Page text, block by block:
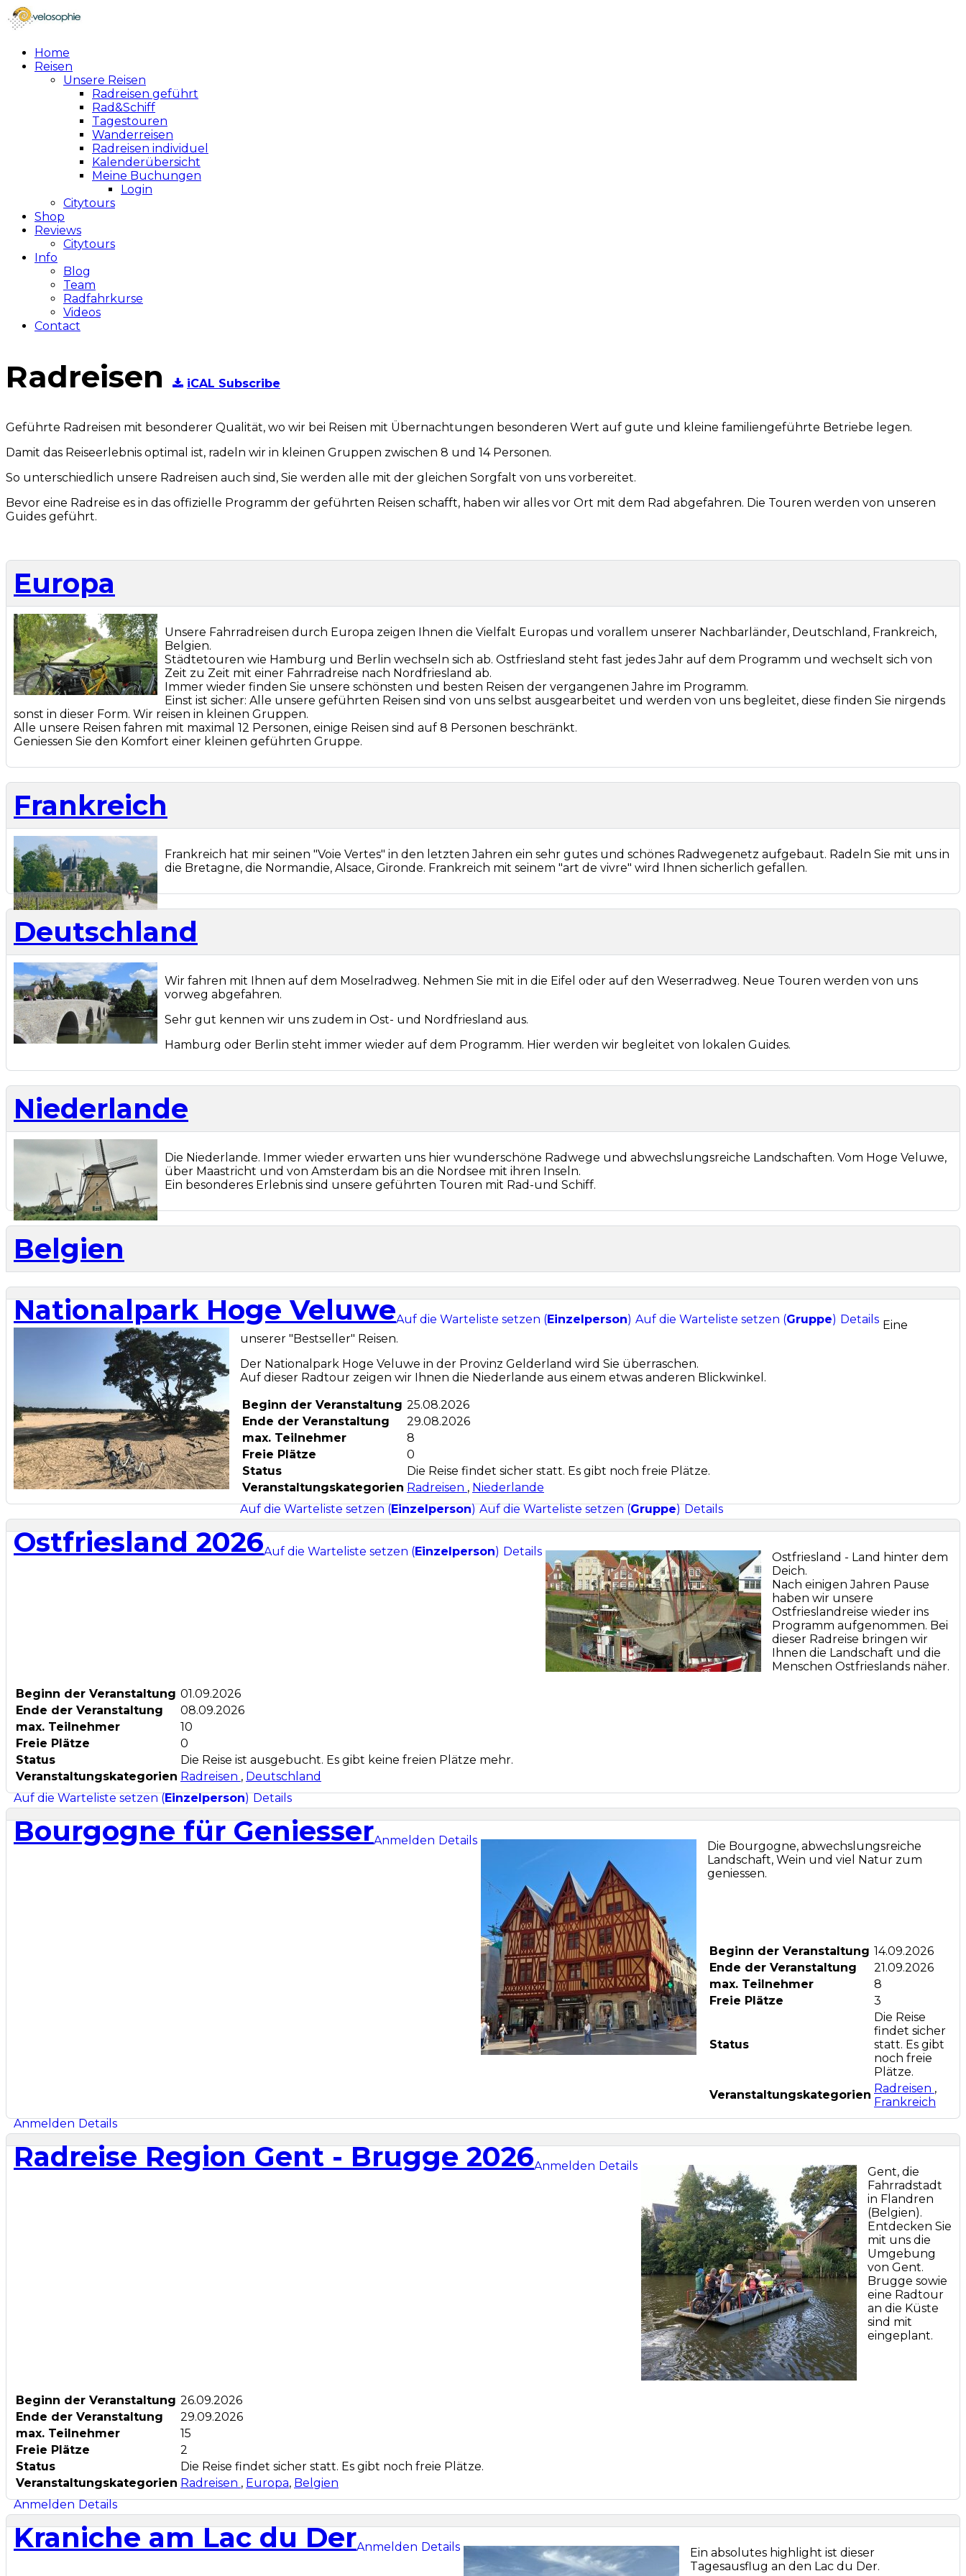
Home
Reisen
Unsere Reisen
Radreisen geführt
Rad&Schiff
Tagestouren
Wanderreisen
Radreisen individuel
Kalenderübersicht
Meine Buchungen
Login
Citytours
Shop
Reviews
Citytours
Info
Blog
Team
Radfahrkurse
Videos
Contact
Radreisen iCAL Subscribe
Geführte Radreisen mit besonderer Qualität, wo wir bei Reisen mit Übernachtungen besonderen Wert auf gute und kleine familiengeführte Betriebe legen.
Damit das Reiseerlebnis optimal ist, radeln wir in kleinen Gruppen zwischen 8 und 14 Personen.
So unterschiedlich unsere Radreisen auch sind, Sie werden alle mit der gleichen Sorgfalt von uns vorbereitet.
Bevor eine Radreise es in das offizielle Programm der geführten Reisen schafft, haben wir alles vor Ort mit dem Rad abgefahren. Die Touren werden von unseren
Guides geführt.
Europa
Unsere Fahrradreisen durch Europa zeigen Ihnen die Vielfalt Europas und vorallem unserer Nachbarländer, Deutschland, Frankreich,
Belgien.
Städtetouren wie Hamburg und Berlin wechseln sich ab. Ostfriesland steht fast jedes Jahr auf dem Programm und wechselt sich von
Zeit zu Zeit mit einer Fahrradreise nach Nordfriesland ab.
Immer wieder finden Sie unsere schönsten und besten Reisen der vergangenen Jahre im Programm.
Einst ist sicher: Alle unsere geführten Reisen sind von uns selbst ausgearbeitet und werden von uns begleitet, diese finden Sie nirgends
sonst in dieser Form. Wir reisen in kleinen Gruppen.
Alle unsere Reisen fahren mit maximal 12 Personen, einige Reisen sind auf 8 Personen beschränkt.
Geniessen Sie den Komfort einer kleinen geführten Gruppe.
Frankreich
Frankreich hat mir seinen "Voie Vertes" in den letzten Jahren ein sehr gutes und schönes Radwegenetz aufgebaut. Radeln Sie mit uns in
die Bretagne, die Normandie, Alsace, Gironde. Frankreich mit seinem "art de vivre" wird Ihnen sicherlich gefallen.
Deutschland
Wir fahren mit Ihnen auf dem Moselradweg. Nehmen Sie mit in die Eifel oder auf den Weserradweg. Neue Touren werden von uns
vorweg abgefahren.
Sehr gut kennen wir uns zudem in Ost- und Nordfriesland aus.
Hamburg oder Berlin steht immer wieder auf dem Programm. Hier werden wir begleitet von lokalen Guides.
Niederlande
Die Niederlande. Immer wieder erwarten uns hier wunderschöne Radwege und abwechslungsreiche Landschaften. Vom Hoge Veluwe,
über Maastricht und von Amsterdam bis an die Nordsee mit ihren Inseln.
Ein besonderes Erlebnis sind unsere geführten Touren mit Rad-und Schiff.
Belgien
Nationalpark Hoge VeluweAuf die Warteliste setzen (Einzelperson) Auf die Warteliste setzen (Gruppe) Details Eine
unserer "Bestseller" Reisen.
Der Nationalpark Hoge Veluwe in der Provinz Gelderland wird Sie überraschen.
Auf dieser Radtour zeigen wir Ihnen die Niederlande aus einem etwas anderen Blickwinkel.
Beginn der Veranstaltung 25.08.2026
Ende der Veranstaltung
29.08.2026
max. Teilnehmer
8
Freie Plätze
0
Status
Die Reise findet sicher statt. Es gibt noch freie Plätze.
Veranstaltungskategorien Radreisen , Niederlande
Auf die Warteliste setzen (Einzelperson) Auf die Warteliste setzen (Gruppe) Details
Ostfriesland 2026Auf die Warteliste setzen (Einzelperson) Details
Ostfriesland - Land hinter dem
Deich.
Nach einigen Jahren Pause
haben wir unsere
Ostfrieslandreise wieder ins
Programm aufgenommen. Bei
dieser Radreise bringen wir
Ihnen die Landschaft und die
Menschen Ostfrieslands näher.
Beginn der Veranstaltung 01.09.2026
Ende der Veranstaltung
08.09.2026
max. Teilnehmer
10
Freie Plätze
0
Status
Die Reise ist ausgebucht. Es gibt keine freien Plätze mehr.
Veranstaltungskategorien Radreisen , Deutschland
Auf die Warteliste setzen (Einzelperson) Details
Bourgogne für GeniesserAnmelden Details
Die Bourgogne, abwechslungsreiche
Landschaft, Wein und viel Natur zum
geniessen.
Beginn der Veranstaltung 14.09.2026
Ende der Veranstaltung
21.09.2026
max. Teilnehmer
8
Freie Plätze
3
Status
Die Reise
findet sicher
statt. Es gibt
noch freie
Plätze.
Veranstaltungskategorien Radreisen ,
Frankreich
Anmelden Details
Radreise Region Gent - Brugge 2026Anmelden Details
Gent, die
Fahrradstadt
in Flandren
(Belgien).
Entdecken Sie
mit uns die
Umgebung
von Gent.
Brugge sowie
eine Radtour
an die Küste
sind mit
eingeplant.
Beginn der Veranstaltung 26.09.2026
Ende der Veranstaltung
29.09.2026
max. Teilnehmer
15
Freie Plätze
2
Status
Die Reise findet sicher statt. Es gibt noch freie Plätze.
Veranstaltungskategorien Radreisen , Europa, Belgien
Anmelden Details
Kraniche am Lac du DerAnmelden Details
Ein absolutes highlight ist dieser
Tagesausflug an den Lac du Der.